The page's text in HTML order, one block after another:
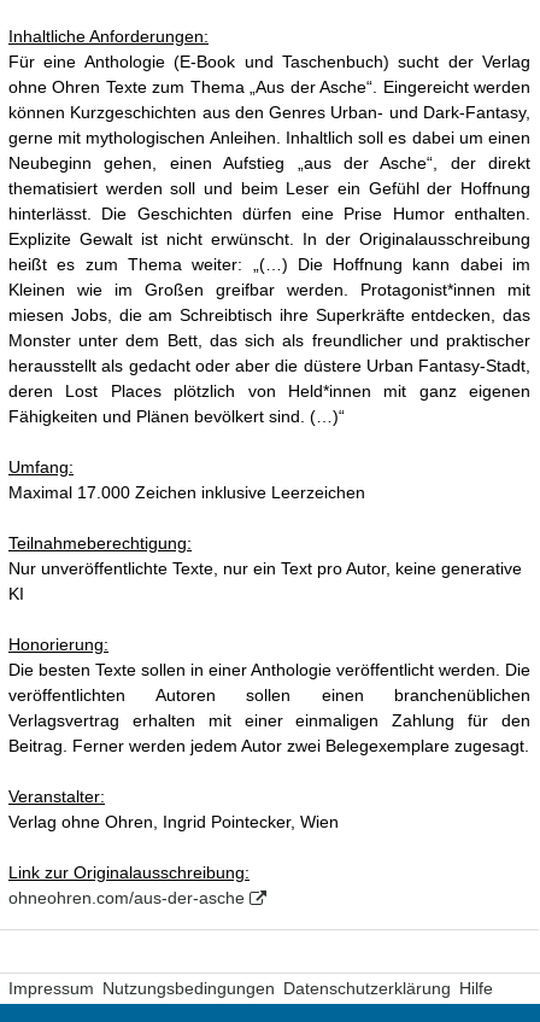
Inhaltliche Anforderungen:
Für eine Anthologie (E-Book und Taschenbuch) sucht der Verlag
ohne Ohren Texte zum Thema „Aus der Asche“. Eingereicht werden
können Kurzgeschichten aus den Genres Urban- und Dark-Fantasy,
gerne mit mythologischen Anleihen. Inhaltlich soll es dabei um einen
Neubeginn gehen, einen Aufstieg „aus der Asche“, der direkt
thematisiert werden soll und beim Leser ein Gefühl der Hoffnung
hinterlässt. Die Geschichten dürfen eine Prise Humor enthalten.
Explizite Gewalt ist nicht erwünscht. In der Originalausschreibung
heißt es zum Thema weiter: „(…) Die Hoffnung kann dabei im
Kleinen wie im Großen greifbar werden. Protagonist*innen mit
miesen Jobs, die am Schreibtisch ihre Superkräfte entdecken, das
Monster unter dem Bett, das sich als freundlicher und praktischer
herausstellt als gedacht oder aber die düstere Urban Fantasy-Stadt,
deren Lost Places plötzlich von Held*innen mit ganz eigenen
Fähigkeiten und Plänen bevölkert sind. (…)“
Umfang:
Maximal 17.000 Zeichen inklusive Leerzeichen
Teilnahmeberechtigung:
Nur unveröffentlichte Texte, nur ein Text pro Autor, keine generative
KI
Honorierung:
Die besten Texte sollen in einer Anthologie veröffentlicht werden. Die
veröffentlichten Autoren sollen einen branchenüblichen
Verlagsvertrag erhalten mit einer einmaligen Zahlung für den
Beitrag. Ferner werden jedem Autor zwei Belegexemplare zugesagt.
Veranstalter:
Verlag ohne Ohren, Ingrid Pointecker, Wien
Link zur Originalausschreibung:
ohneohren.com/aus-der-asche
Impressum Nutzungsbedingungen Datenschutzerklärung Hilfe